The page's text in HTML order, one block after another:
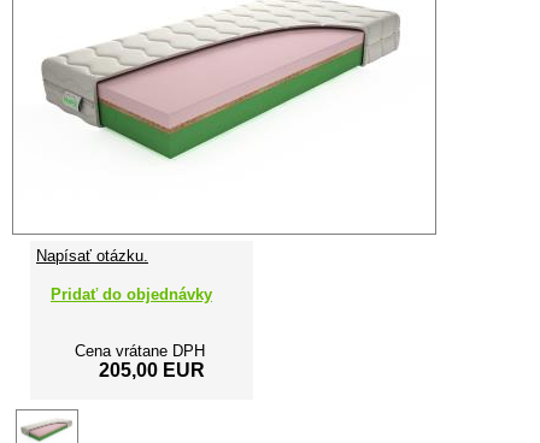
Napísať otázku.
Pridať do objednávky
Cena vrátane DPH
205,00 EUR